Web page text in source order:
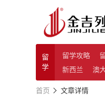
留
学
留学攻略
新西兰
澳
首页 文章详情